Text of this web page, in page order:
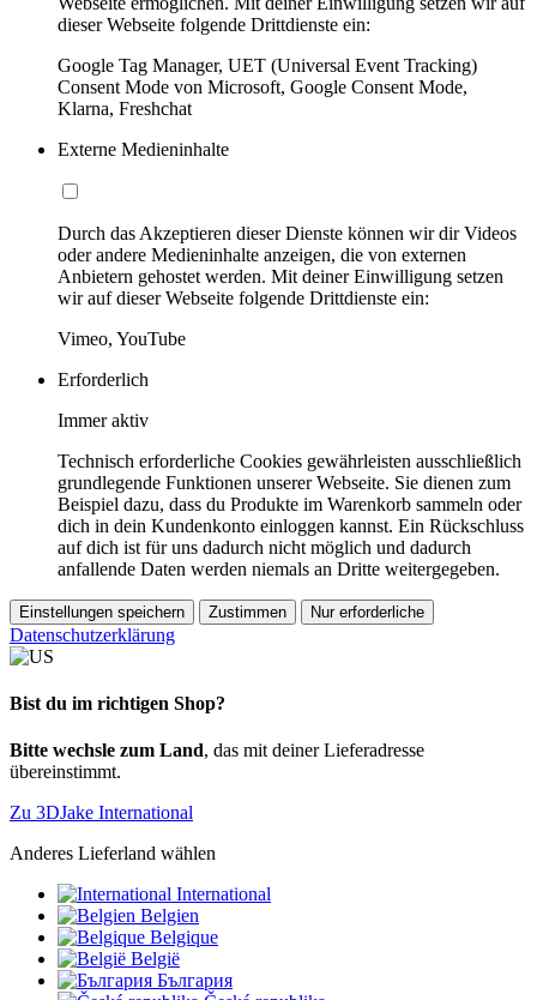
dieser Webseite folgende Drittdienste ein:
Google Tag Manager, UET (Universal Event Tracking)
Consent Mode von Microsoft, Google Consent Mode,
Klarna, Freshchat
Externe Medieninhalte
Durch das Akzeptieren dieser Dienste können wir dir Videos
oder andere Medieninhalte anzeigen, die von externen
Anbietern gehostet werden. Mit deiner Einwilligung setzen
wir auf dieser Webseite folgende Drittdienste ein:
Vimeo, YouTube
Erforderlich
Immer aktiv
Technisch erforderliche Cookies gewährleisten ausschließlich
grundlegende Funktionen unserer Webseite. Sie dienen zum
Beispiel dazu, dass du Produkte im Warenkorb sammeln oder
dich in dein Kundenkonto einloggen kannst. Ein Rückschluss
auf dich ist für uns dadurch nicht möglich und dadurch
anfallende Daten werden niemals an Dritte weitergegeben.
Einstellungen speichern Zustimmen Nur erforderliche
Datenschutzerklärung
Bist du im richtigen Shop?
Bitte wechsle zum Land, das mit deiner Lieferadresse
übereinstimmt.
Zu 3DJake International
Anderes Lieferland wählen
International
Belgien
Belgique
België
България